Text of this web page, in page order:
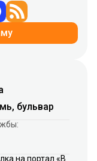
бульвар
на портал «В